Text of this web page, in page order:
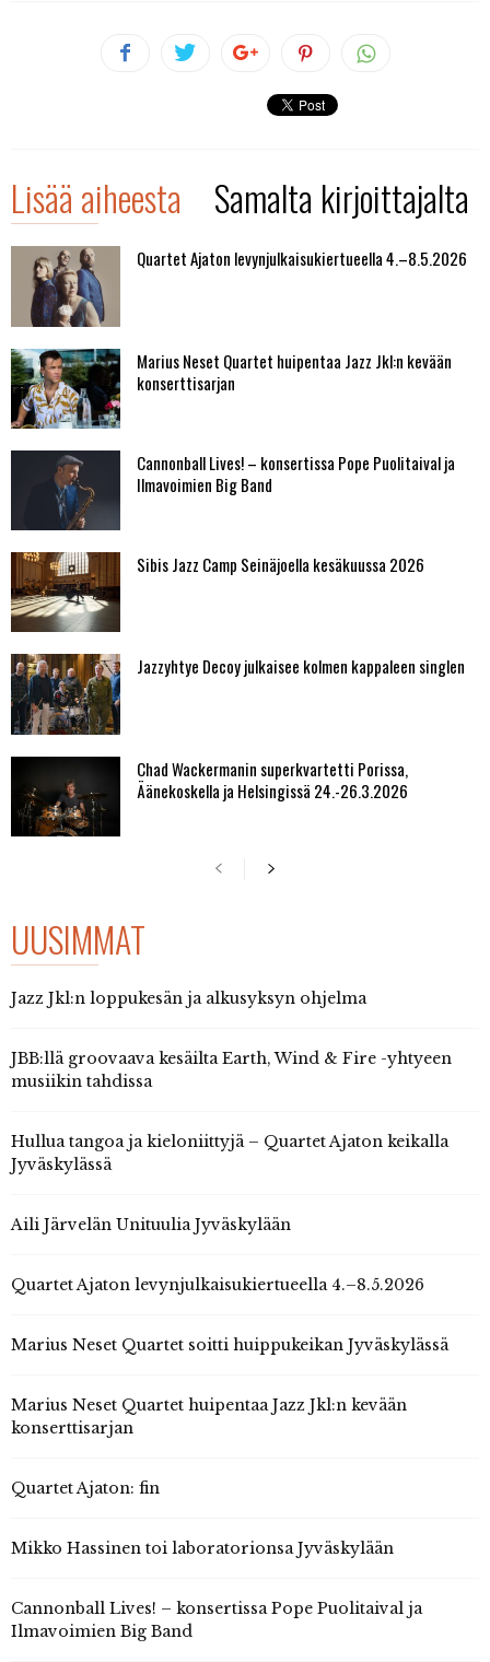
Lisää aiheesta Samalta kirjoittajalta
Quartet Ajaton levynjulkaisukiertueella 4.–8.5.2026
Marius Neset Quartet huipentaa Jazz Jkl:n kevään
konserttisarjan
Cannonball Lives! – konsertissa Pope Puolitaival ja
Ilmavoimien Big Band
Sibis Jazz Camp Seinäjoella kesäkuussa 2026
Jazzyhtye Decoy julkaisee kolmen kappaleen singlen
Chad Wackermanin superkvartetti Porissa,
Äänekoskella ja Helsingissä 24.-26.3.2026
UUSIMMAT
Jazz Jkl:n loppukesän ja alkusyksyn ohjelma
JBB:llä groovaava kesäilta Earth, Wind & Fire -yhtyeen
musiikin tahdissa
Hullua tangoa ja kieloniittyjä – Quartet Ajaton keikalla
Jyväskylässä
Aili Järvelän Unituulia Jyväskylään
Quartet Ajaton levynjulkaisukiertueella 4.–8.5.2026
Marius Neset Quartet soitti huippukeikan Jyväskylässä
Marius Neset Quartet huipentaa Jazz Jkl:n kevään
konserttisarjan
Quartet Ajaton: fin
Mikko Hassinen toi laboratorionsa Jyväskylään
Cannonball Lives! – konsertissa Pope Puolitaival ja
Ilmavoimien Big Band